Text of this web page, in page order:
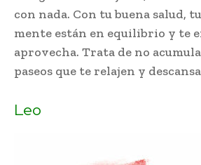
con nada. Con tu buena salud,
mente están en equilibrio y te
aprovecha. Trata de no
paseos que te relajen y
Leo